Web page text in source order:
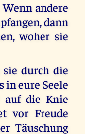
andere
dann
woher sie
durch die
in eure Seele
die Knie
vor Freude
Täuschung